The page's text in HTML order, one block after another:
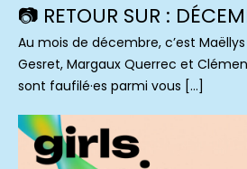
📷 RETOUR SUR :
Au mois de décembre, c’est
Gesret, Margaux Querrec et
sont faufilé·es parmi vous […]